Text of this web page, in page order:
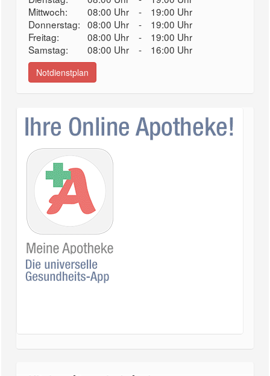
Mittwoch:
08:00 Uhr -
19:00 Uhr
Donnerstag: 08:00 Uhr -
19:00 Uhr
Freitag:
08:00 Uhr -
19:00 Uhr
Samstag:
08:00 Uhr - 16:00 Uhr
Notdienstplan